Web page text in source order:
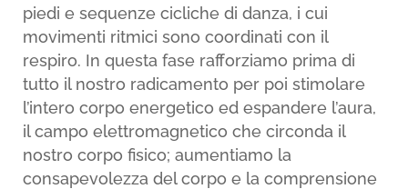
piedi e sequenze cicliche di danza, i cui
movimenti ritmici sono coordinati con il
respiro. In questa fase rafforziamo prima di
tutto il nostro radicamento per poi stimolare
l’intero corpo energetico ed espandere l’aura,
il campo elettromagnetico che circonda il
nostro corpo fisico; aumentiamo la
consapevolezza del corpo e la comprensione